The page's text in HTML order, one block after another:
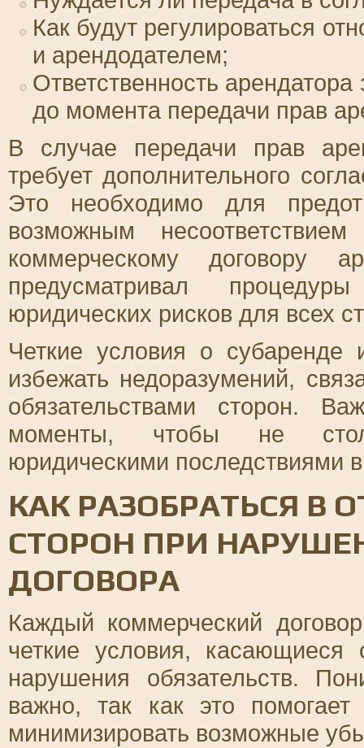
Как будут регулироваться
и арендодателем;
Ответственность
до момента передачи прав
В случае передачи прав
требует дополнительного
Это необходимо для
возможным
коммерческому договору
предусматривал
юридических рисков для всех
Четкие условия о субаренде
избежать недоразумений,
обязательствами сторон.
моменты, чтобы не
юридическими последствиями
КАК РАЗОБРАТЬСЯ В
СТОРОН ПРИ
ДОГОВОРА
Каждый коммерческий
четкие условия, касающиеся
нарушения обязательств.
важно, так как это
минимизировать возможные